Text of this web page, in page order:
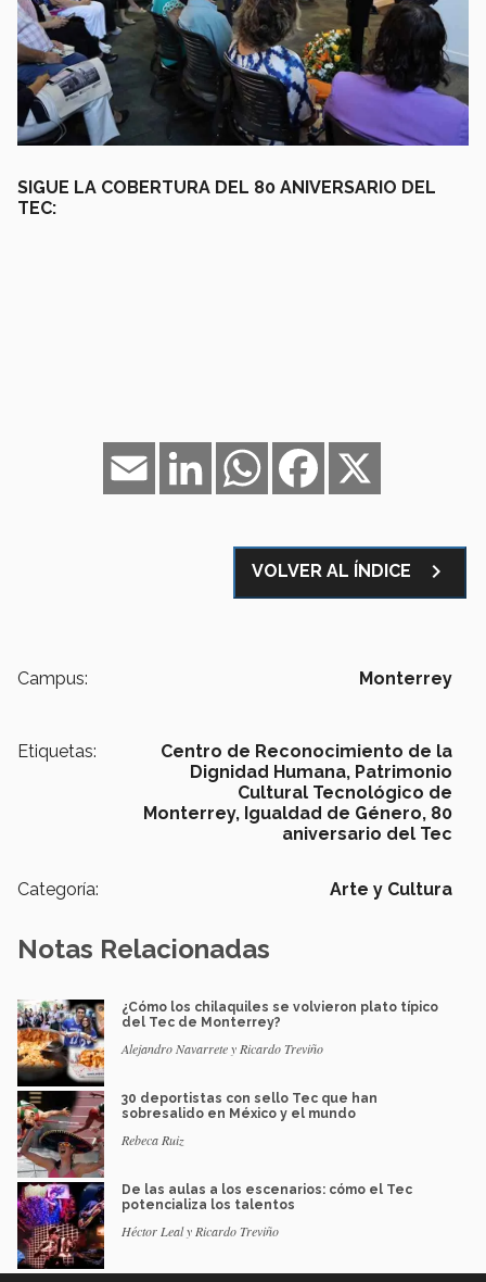
SIGUE LA COBERTURA DEL 80 ANIVERSARIO DEL
TEC:
Facebook
WhatsApp
LinkedIn
Email
VOLVER AL ÍNDICE navigate_next
Campus: Monterrey
Etiquetas:
Centro de Reconocimiento de la
Dignidad Humana, Patrimonio
Cultural Tecnológico de
Monterrey, Igualdad de Género, 80
aniversario del Tec
Categoría: Arte y Cultura
Notas Relacionadas
¿Cómo los chilaquiles se volvieron plato típico
del Tec de Monterrey?
Alejandro Navarrete y Ricardo Treviño
30 deportistas con sello Tec que han
sobresalido en México y el mundo
Rebeca Ruiz
De las aulas a los escenarios: cómo el Tec
potencializa los talentos
Héctor Leal y Ricardo Treviño